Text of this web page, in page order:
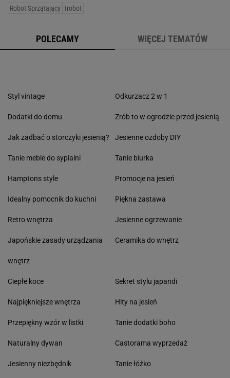
Robot Sprzątający Irobot
POLECAMY WIĘCEJ TEMATÓW
Styl vintage
Dodatki do domu
Jak zadbać o storczyki jesienią?
Tanie meble do sypialni
Hamptons style
Idealny pomocnik do kuchni
Retro wnętrza
Japońskie zasady urządzania
wnętrz
Odkurzacz 2 w 1
Zrób to w ogrodzie przed jesienią
Jesienne ozdoby DIY
Tanie biurka
Promocje na jesień
Piękna zastawa
Jesienne ogrzewanie
Ceramika do wnętrz
Ciepłe koce
Najpiękniejsze wnętrza
Przepiękny wzór w listki
Naturalny dywan
Jesienny niezbędnik
Sekret stylu japandi
Hity na jesień
Tanie dodatki boho
Castorama wyprzedaż
Tanie łóżko